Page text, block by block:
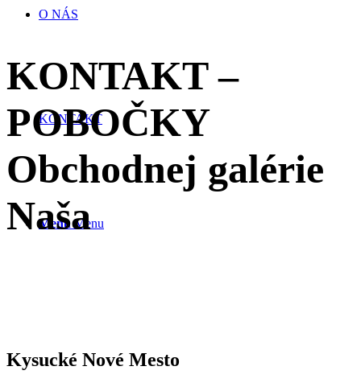
O NÁS
KONTAKT
Menu Menu
KONTAKT –
POBOČKY
Obchodnej galérie
Naša
Kysucké Nové Mesto